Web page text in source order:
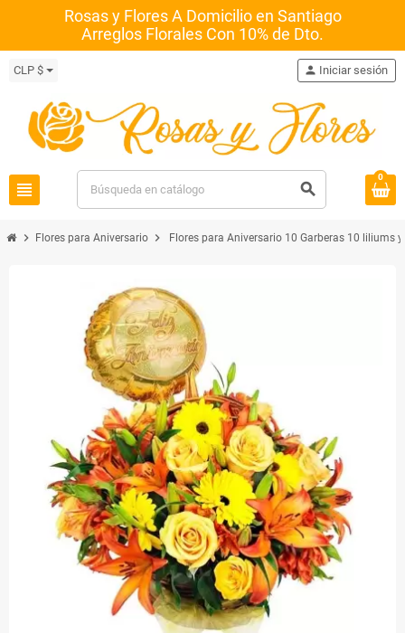
Rosas y Flores A Domicilio en Santiago
Arreglos Florales Con 10% de Dto.
CLP $
view_headline search
person Iniciar sesión
0
chevron_right Flores para Aniversario chevron_right Flores para Aniversario 10 Garberas 10 liliums